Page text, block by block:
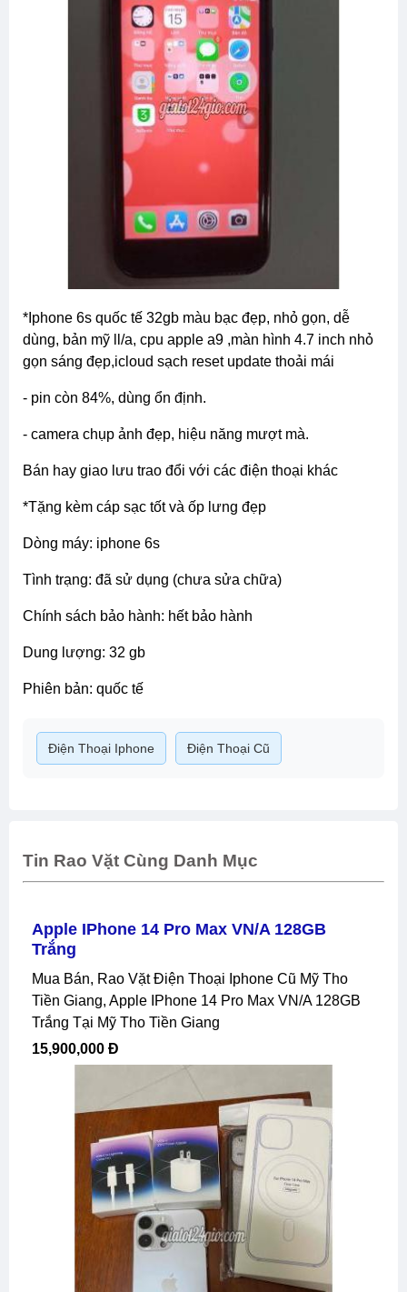
*iphone 6s quốc tế 32gb màu bạc đẹp, nhỏ gọn, dễ
dùng, bản mỹ ll/a, cpu apple a9 ,màn hình 4.7 inch nhỏ
gọn sáng đẹp,icloud sạch reset update thoải mái
- pin còn 84%, dùng ổn định.
- camera chụp ảnh đẹp, hiệu năng mượt mà.
bán hay giao lưu trao đổi với các điện thoại khác
*tặng kèm cáp sạc tốt và ốp lưng đẹp
dòng máy: iphone 6s
tình trạng: đã sử dụng (chưa sửa chữa)
chính sách bảo hành: hết bảo hành
dung lượng: 32 gb
phiên bản: quốc tế
Điện Thoại Iphone Điện Thoại Cũ
Tin Rao Vặt Cùng Danh Mục
Apple IPhone 14 Pro Max VN/A 128GB
Trắng
Mua Bán, Rao Vặt Điện Thoại Iphone Cũ Mỹ Tho
Tiền Giang, Apple IPhone 14 Pro Max VN/A 128GB
Trắng Tại Mỹ Tho Tiền Giang
15,900,000 Đ